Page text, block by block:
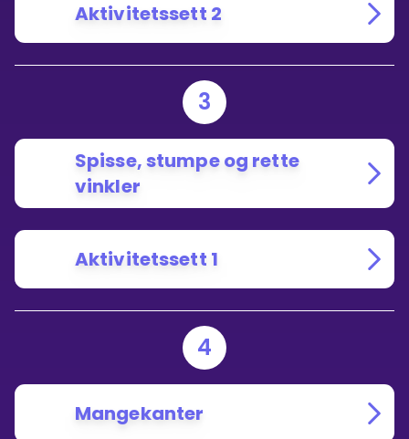
Aktivitetssett 2
3
Spisse, stumpe og rette
vinkler
Aktivitetssett 1
4
Mangekanter